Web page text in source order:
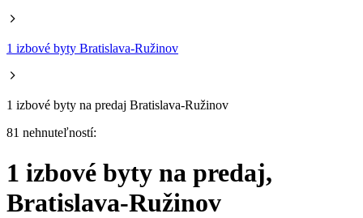
1 izbové byty Bratislava-Ružinov
1 izbové byty na predaj Bratislava-Ružinov
81 nehnuteľností:
1 izbové byty na predaj,
Bratislava-Ružinov